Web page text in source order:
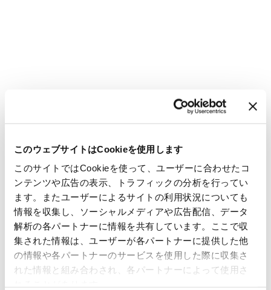
このウェブサイトはCookieを使用します
このサイトではCookieを使って、ユーザーに合わせたコ
ンテンツや広告の表示、トラフィックの分析を行ってい
ます。またユーザーによるサイトの利用状況についても
情報を収集し、ソーシャルメディアや広告配信、データ
解析の各パートナーに情報を共有しています。ここで収
集された情報は、ユーザーが各パートナーに提供した他
の情報や各パートナーのサービスを使用した際に収集さ
れた情報と組み合わされ、各パートナーによって使用さ